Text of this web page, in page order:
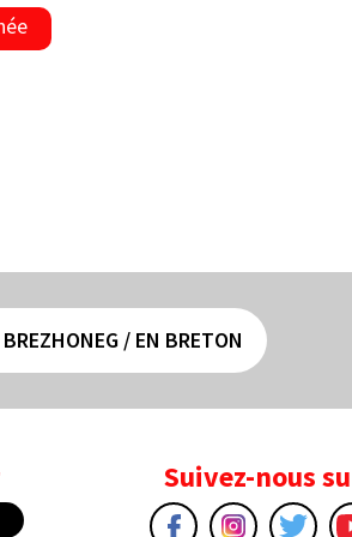
BREZHONEG / EN BRETON
Suivez-nous